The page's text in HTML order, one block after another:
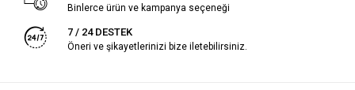
Binlerce ürün ve kampanya seçeneği
7 / 24 DESTEK
Öneri ve şikayetlerinizi bize iletebilirsiniz.